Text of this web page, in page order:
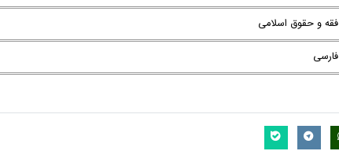
فقه و حقوق اسلامی
فارسی